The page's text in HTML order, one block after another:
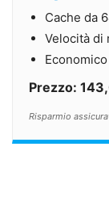
Cache da
Velocità di
Prezzo:
Risparmio